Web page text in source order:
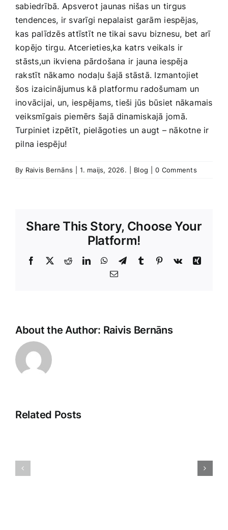
sabiedrībā. Apsverot jaunas nišas un tirgus
‌tendences, ir svarīgi ​nepalaist garām⁢ iespējas,
kas palīdzēs attīstīt ne‍ tikai savu biznesu, ​bet arī
kopējo tirgu. Atcerieties,ka katrs veikals ⁤ir
⁢stāsts,un ikviena pārdošana ir jauna iespēja
rakstīt nākamo nodaļu ‌šajā ​stāstā. Izmantojiet
šos‍ izaicinājumus kā platformu radošumam un
inovācijai, un, iespējams, tieši ​jūs būsiet nākamais
veiksmīgais piemērs šajā dinamiskajā jomā.
Turpiniet izpētīt,‌ pielāgoties⁤ un augt – nākotne ir
pilna iespēju!
By Raivis Bernāns 1. maijs, 2026. Blog 0 Comments
Share This Story, Choose Your
Platform!
Facebook
X RedditLinkedInWhatsApp
TelegramTumblr Pinterest
Vk
Xing
E-
About the Author: Raivis Bernāns
Related Posts
Atklājot